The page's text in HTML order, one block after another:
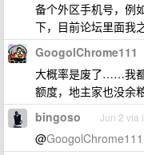
备个外区手机号，例
下，目前论坛里面我
GoogolChrome111
大概率是废了……我
额度，地主家也没余
bingoso Jun 2 via
@GoogolChrome111